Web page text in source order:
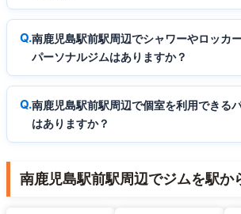
南鹿児島駅前駅周辺でシャワーやロッカ
パーソナルジムはありますか？
南鹿児島駅前駅周辺で個室を利用できる
はありますか？
南鹿児島駅前駅周辺でジムを駅か